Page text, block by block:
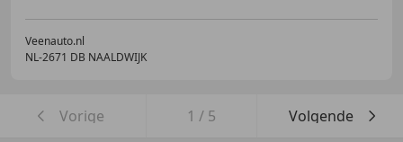
Veenauto.nl
NL-2671 DB NAALDWIJK
Vorige 1 / 5 Volgende